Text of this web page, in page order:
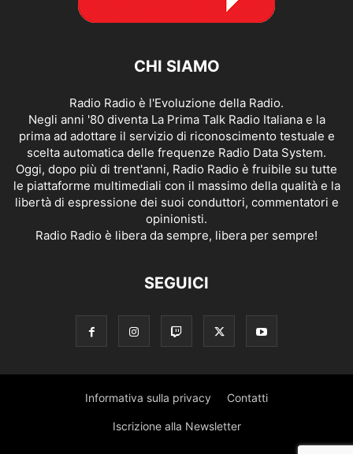
CHI SIAMO
Radio Radio è l'Evoluzione della Radio.
Negli anni '80 diventa La Prima Talk Radio Italiana e la
prima ad adottare il servizio di riconoscimento testuale e
scelta automatica delle frequenze Radio Data System.
Oggi, dopo più di trent'anni, Radio Radio è fruibile su tutte
le piattaforme multimediali con il massimo della qualità e la
libertà di espressione dei suoi conduttori, commentatori e
opinionisti.
Radio Radio è libera da sempre, libera per sempre!
SEGUICI
Informativa sulla privacy Contatti
Iscrizione alla Newsletter